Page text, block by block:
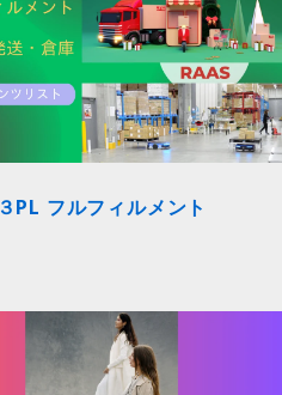
３PL フルフィルメント